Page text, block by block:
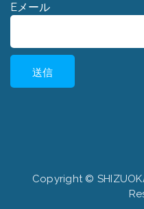
Eメール
Copyright ©